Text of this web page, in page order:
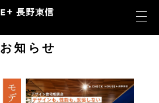
お知らせ